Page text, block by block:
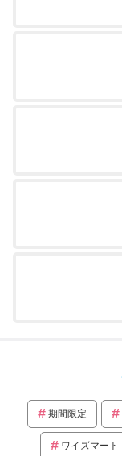
期間限定
ワイズマート